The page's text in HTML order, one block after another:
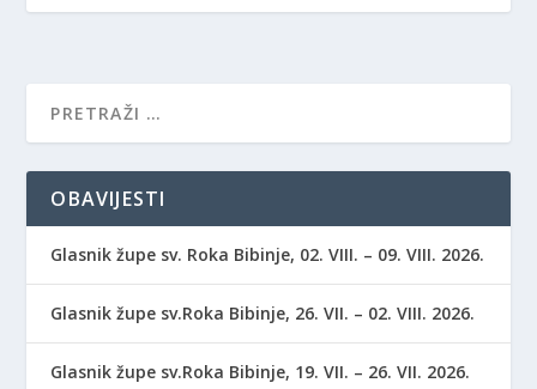
OBAVIJESTI
Glasnik župe sv. Roka Bibinje, 02. VIII. – 09. VIII. 2026.
Glasnik župe sv.Roka Bibinje, 26. VII. – 02. VIII. 2026.
Glasnik župe sv.Roka Bibinje, 19. VII. – 26. VII. 2026.